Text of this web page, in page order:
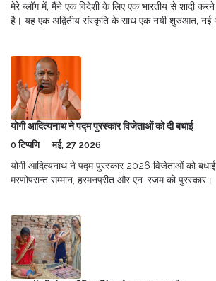
मेरे ब्लॉग में, मैंने एक विदेशी के लिए एक भारतीय से शादी
है। यह एक अद्वितीय संस्कृति के साथ एक नयी शुरुआत, नई
सकता है जैसे कि भाषाई बाधाएं, सांस्कृतिक भिन्नताएं और
और दोस्तों की समर्थन और समझ बहुत महत्वपूर्ण हो सकती है।
योगी आदित्यनाथ ने पद्म पुरस्कार विजेताओं को दी बधाई
0 टिप्पणि मई, 27 2026
योगी आदित्यनाथ ने पद्म पुरस्कार 2026 विजेताओं को बधाई
मरणोपरान्त सम्मान, हरमनप्रीत और एन. रजम को पुरस्कार।